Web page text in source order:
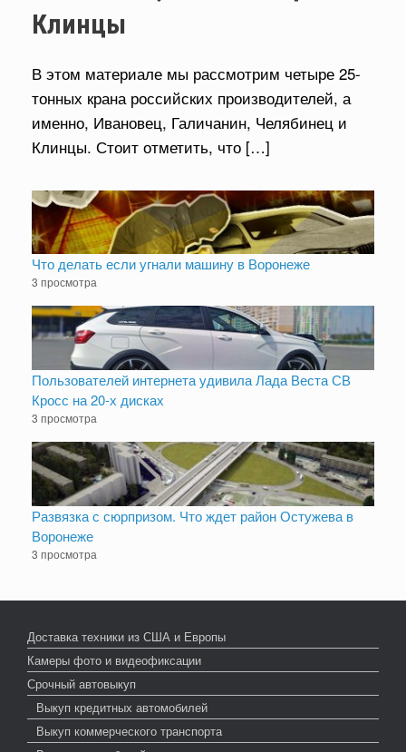
Клинцы
В этом материале мы рассмотрим четыре 25-
тонных крана российских производителей, а
именно, Ивановец, Галичанин, Челябинец и
Клинцы. Стоит отметить, что […]
Что делать если угнали машину в Воронеже
3 просмотра
Пользователей интернета удивила Лада Веста СВ
Кросс на 20-х дисках
3 просмотра
Развязка с сюрпризом. Что ждет район Остужева в
Воронеже
3 просмотра
Доставка техники из США и Европы
Камеры фото и видеофиксации
Срочный автовыкуп
Выкуп кредитных автомобилей
Выкуп коммерческого транспорта